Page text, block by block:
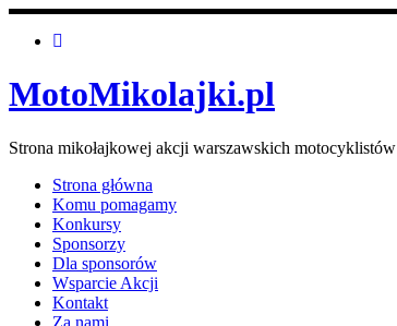
MotoMikolajki.pl
Strona mikołajkowej akcji warszawskich motocyklistów
Strona główna
Komu pomagamy
Konkursy
Sponsorzy
Dla sponsorów
Wsparcie Akcji
Kontakt
Za nami